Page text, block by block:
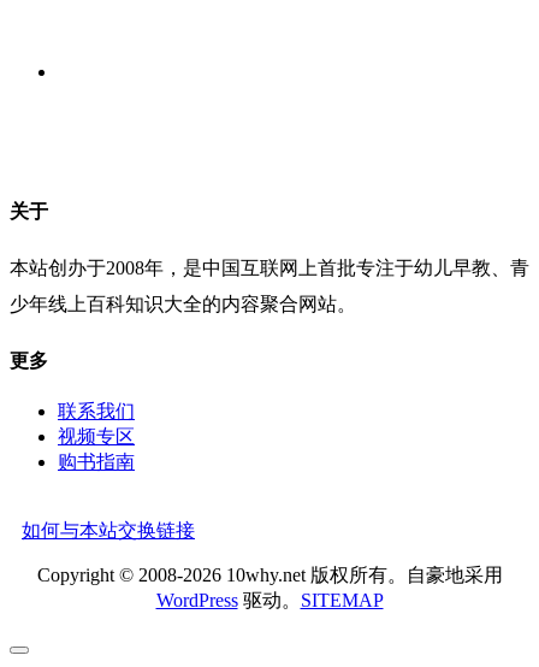
关于
本站创办于2008年，是中国互联网上首批专注于幼儿早教、青
少年线上百科知识大全的内容聚合网站。
更多
联系我们
视频专区
购书指南
如何与本站交换链接
Copyright © 2008-2026 10why.net 版权所有。自豪地采用
WordPress驱动。 SITEMAP